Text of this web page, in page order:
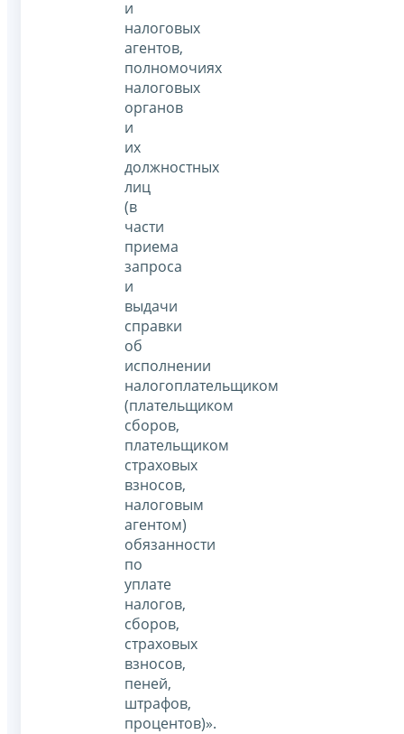
и
налоговых
агентов,
полномочиях
налоговых
органов
и
их
должностных
лиц
(в
части
приема
запроса
и
выдачи
справки
об
исполнении
налогоплательщиком
(плательщиком
сборов,
плательщиком
страховых
взносов,
налоговым
агентом)
обязанности
по
уплате
налогов,
сборов,
страховых
взносов,
пеней,
штрафов,
процентов)».